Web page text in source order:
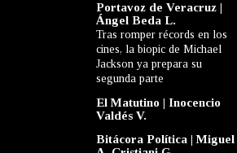
Portavoz de Veracruz |
Ángel Beda L.
Tras romper récords en los
cines, la biopic de Michael
Jackson ya prepara su
segunda parte
El Matutino | Inocencio
Valdés V.
Bitácora Política | Miguel